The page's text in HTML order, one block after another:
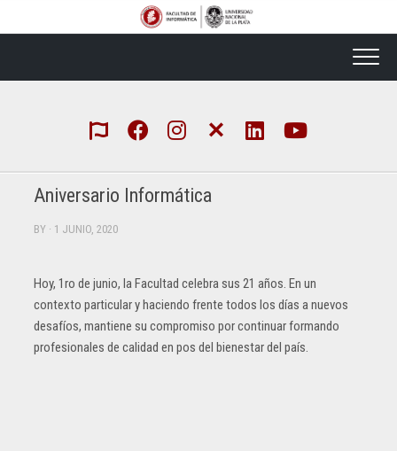
Aniversario Informática
BY · 1 JUNIO, 2020
Hoy, 1ro de junio, la Facultad celebra sus 21 años. En un
contexto particular y haciendo frente todos los días a nuevos
desafíos, mantiene su compromiso por continuar formando
profesionales de calidad en pos del bienestar del país.